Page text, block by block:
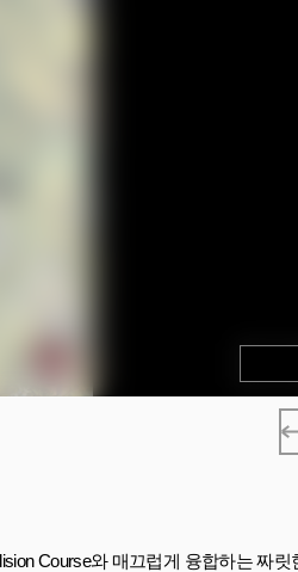
Course와 매끄럽게 융합하는 짜릿